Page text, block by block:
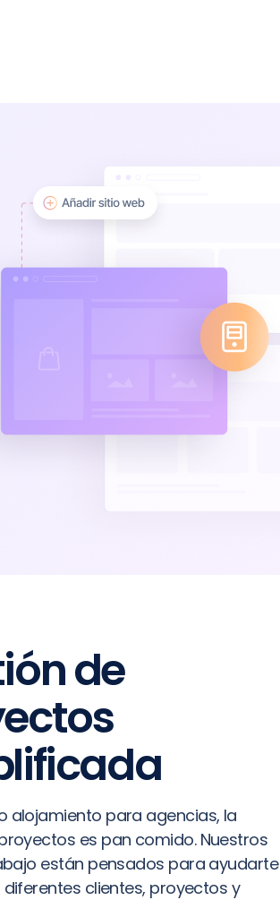
de
alojamiento para agencias, la
es pan comido. Nuestros
están pensados para ayudarte
clientes, proyectos y